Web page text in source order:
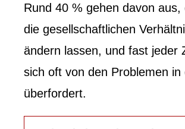
Rund 40 % gehen davon aus,
die gesellschaftlichen
ändern lassen, und fast jeder
sich oft von den Problemen in
überfordert.